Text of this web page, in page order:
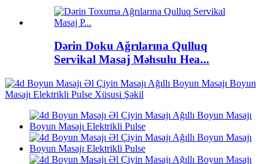
Dərin Doku Ağrılarına Qulluq
Servikal Masaj Məhsulu Hea...